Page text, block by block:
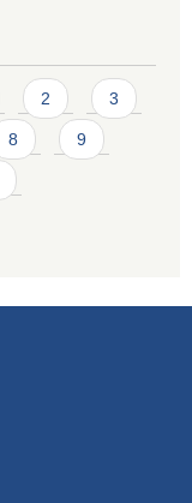
2 3
8 9